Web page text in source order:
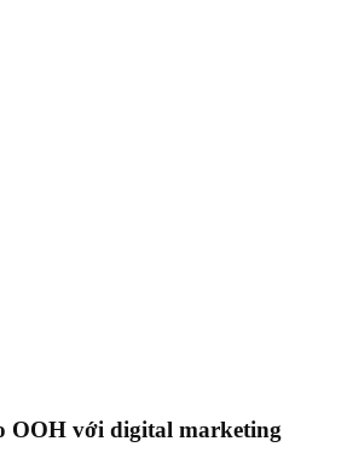
OOH với digital marketing